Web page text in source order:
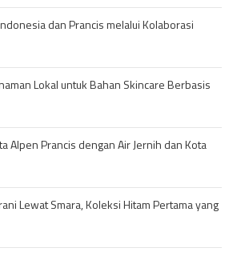
dan Prancis melalui Kolaborasi
Lokal untuk Bahan Skincare Berbasis
Alpen Prancis dengan Air Jernih dan Kota
Lewat Smara, Koleksi Hitam Pertama yang